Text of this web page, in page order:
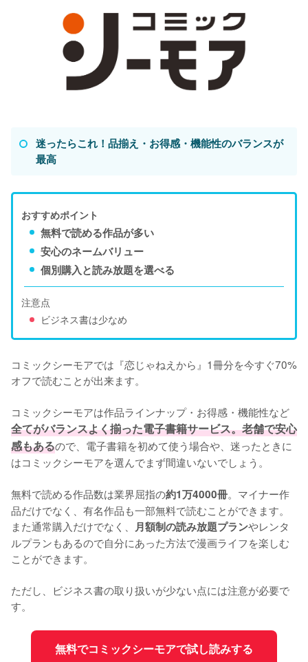
迷ったらこれ！品揃え・お得感・機能性のバランスが
最高
おすすめポイント
無料で読める作品が多い
安心のネームバリュー
個別購入と読み放題を選べる
注意点
ビジネス書は少なめ
コミックシーモアでは『恋じゃねえから』1冊分を今すぐ70%
オフで読むことが出来ます。
コミックシーモアは作品ラインナップ・お得感・機能性など
全てがバランスよく揃った電子書籍サービス。老舗で安心
感もあるので、電子書籍を初めて使う場合や、迷ったときに
はコミックシーモアを選んでまず間違いないでしょう。
無料で読める作品数は業界屈指の約1万4000冊。マイナー作
品だけでなく、有名作品も一部無料で読むことができます。
また通常購入だけでなく、 月額制の読み放題プランやレンタ
ルプランもあるので自分にあった方法で漫画ライフを楽しむ
ことができます。
ただし、ビジネス書の取り扱いが少ない点には注意が必要で
す。
無料でコミックシーモアで試し読みする